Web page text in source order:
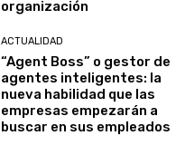
organización
ACTUALIDAD
“Agent Boss” o gestor de
agentes inteligentes: la
nueva habilidad que las
empresas empezarán a
buscar en sus empleados